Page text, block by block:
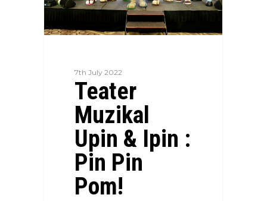
7th July 2022
Teater
Muzikal
Upin & Ipin :
Pin Pin
Pom!